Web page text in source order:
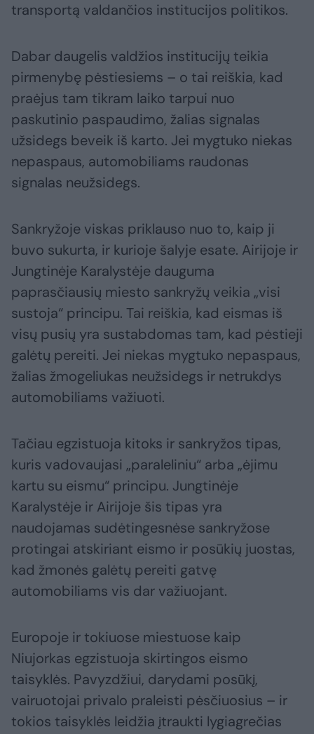
transportą valdančios institucijos politikos.
Dabar daugelis valdžios institucijų teikia
pirmenybę pėstiesiems – o tai reiškia, kad
praėjus tam tikram laiko tarpui nuo
paskutinio paspaudimo, žalias signalas
užsidegs beveik iš karto. Jei mygtuko niekas
nepaspaus, automobiliams raudonas
signalas neužsidegs.
Sankryžoje viskas priklauso nuo to, kaip ji
buvo sukurta, ir kurioje šalyje esate. Airijoje ir
Jungtinėje Karalystėje dauguma
paprasčiausių miesto sankryžų veikia „visi
sustoja“ principu. Tai reiškia, kad eismas iš
visų pusių yra sustabdomas tam, kad pėstieji
galėtų pereiti. Jei niekas mygtuko nepaspaus,
žalias žmogeliukas neužsidegs ir netrukdys
automobiliams važiuoti.
Tačiau egzistuoja kitoks ir sankryžos tipas,
kuris vadovaujasi „paraleliniu“ arba „ėjimu
kartu su eismu“ principu. Jungtinėje
Karalystėje ir Airijoje šis tipas yra
naudojamas sudėtingesnėse sankryžose
protingai atskiriant eismo ir posūkių juostas,
kad žmonės galėtų pereiti gatvę
automobiliams vis dar važiuojant.
Europoje ir tokiuose miestuose kaip
Niujorkas egzistuoja skirtingos eismo
taisyklės. Pavyzdžiui, darydami posūkį,
vairuotojai privalo praleisti pėsčiuosius – ir
tokios taisyklės leidžia įtraukti lygiagrečias